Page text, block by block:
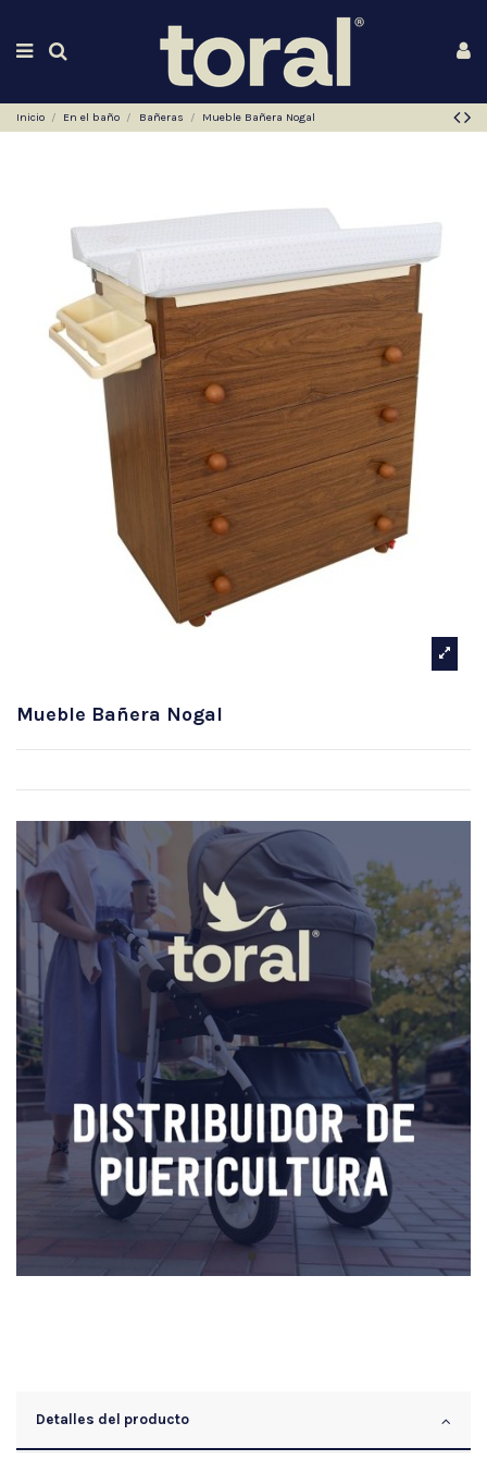
Inicio En el baño Bañeras Mueble Bañera Nogal
Mueble Bañera Nogal
Detalles del producto